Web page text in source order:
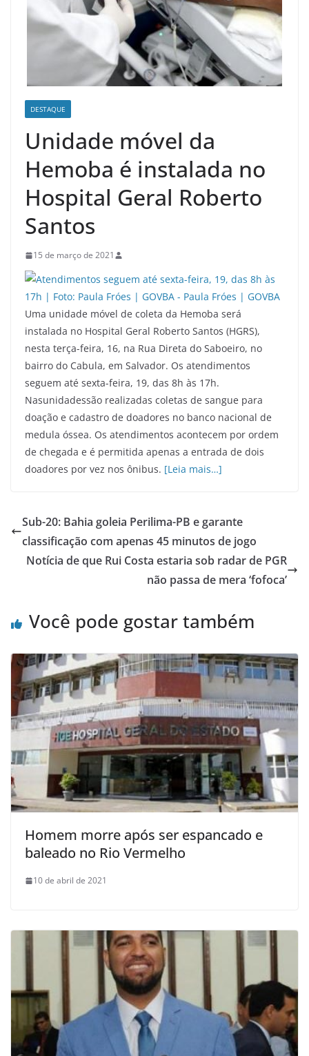
DESTAQUE
Unidade móvel da
Hemoba é instalada no
Hospital Geral Roberto
Santos
15 de março de 2021
Uma unidade móvel de coleta da Hemoba será
instalada no Hospital Geral Roberto Santos (HGRS),
nesta terça-feira, 16, na Rua Direta do Saboeiro, no
bairro do Cabula, em Salvador. Os atendimentos
seguem até sexta-feira, 19, das 8h às 17h.
Nasunidadessão realizadas coletas de sangue para
doação e cadastro de doadores no banco nacional de
medula óssea. Os atendimentos acontecem por ordem
de chegada e é permitida apenas a entrada de dois
doadores por vez nos ônibus. [Leia mais…]
Sub-20: Bahia goleia Perilima-PB e garante
classificação com apenas 45 minutos de jogo
Notícia de que Rui Costa estaria sob radar de PGR
não passa de mera ‘fofoca’
Você pode gostar também
Homem morre após ser espancado e
baleado no Rio Vermelho
10 de abril de 2021